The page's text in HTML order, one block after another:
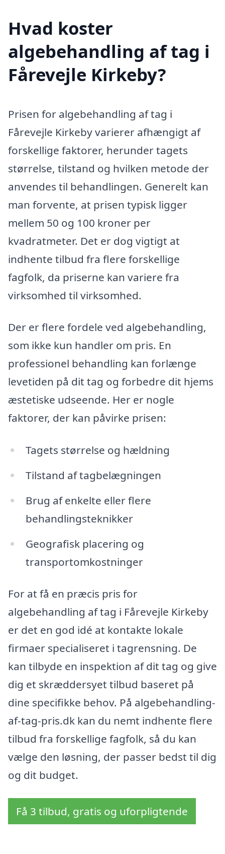
Hvad koster
algebehandling af tag i
Fårevejle Kirkeby?
Prisen for algebehandling af tag i
Fårevejle Kirkeby varierer afhængigt af
forskellige faktorer, herunder tagets
størrelse, tilstand og hvilken metode der
anvendes til behandlingen. Generelt kan
man forvente, at prisen typisk ligger
mellem 50 og 100 kroner per
kvadratmeter. Det er dog vigtigt at
indhente tilbud fra flere forskellige
fagfolk, da priserne kan variere fra
virksomhed til virksomhed.
Der er flere fordele ved algebehandling,
som ikke kun handler om pris. En
professionel behandling kan forlænge
levetiden på dit tag og forbedre dit hjems
æstetiske udseende. Her er nogle
faktorer, der kan påvirke prisen:
Tagets størrelse og hældning
Tilstand af tagbelægningen
Brug af enkelte eller flere
behandlingsteknikker
Geografisk placering og
transportomkostninger
For at få en præcis pris for
algebehandling af tag i Fårevejle Kirkeby
er det en god idé at kontakte lokale
firmaer specialiseret i tagrensning. De
kan tilbyde en inspektion af dit tag og give
dig et skræddersyet tilbud baseret på
dine specifikke behov. På algebehandling-
af-tag-pris.dk kan du nemt indhente flere
tilbud fra forskellige fagfolk, så du kan
vælge den løsning, der passer bedst til dig
og dit budget.
Få 3 tilbud, gratis og uforpligtende